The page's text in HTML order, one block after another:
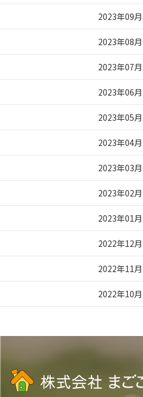
2023年09月
2023年08月
2023年07月
2023年06月
2023年05月
2023年04月
2023年03月
2023年02月
2023年01月
2022年12月
2022年11月
2022年10月